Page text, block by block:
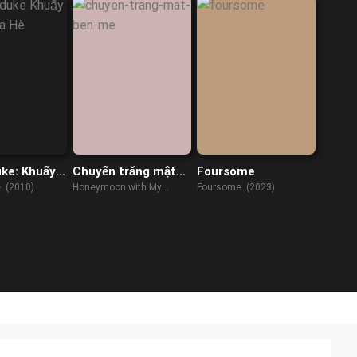
Khuấy
Hè
(2010)
Chuyến trăng mật
bên mẹ
Honeymoon with My
Foursome
Foursome (2023)